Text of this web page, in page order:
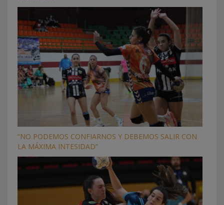
“NO PODEMOS CONFIARNOS Y DEBEMOS SALIR CON
LA MÁXIMA INTESIDAD”